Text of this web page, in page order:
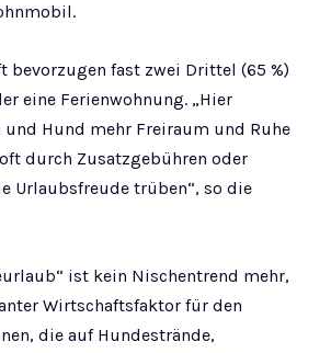
bevorzugen fast zwei Drittel (65 %)
eine Ferienwohnung. „Hier
und Hund mehr Freiraum und Ruhe
durch Zusatzgebühren oder
Urlaubsfreude trüben“, so die
ist kein Nischentrend mehr,
Wirtschaftsfaktor für den
die auf Hundestrände,